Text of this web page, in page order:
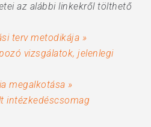
az alábbi linkekről tölthető
terv metodikája »
vizsgálatok, jelenlegi
megalkotása »
intézkedéscsomag